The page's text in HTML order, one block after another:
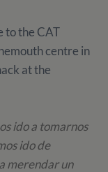
to the CAT
centre in
at the
ido a tomarnos
ido de
merendar un